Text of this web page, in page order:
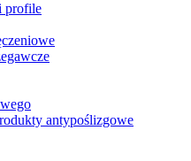
profile
antypoślizgowe